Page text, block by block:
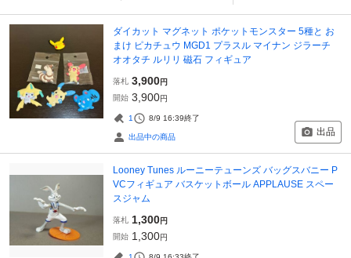
ダイカット マグネット ポケットモンスター 5種と お
まけ ピカチュウ MGD1 プラスル マイナン ジラーチ
オオタチ ルリリ 磁石 フィギュア
落札 3,900円
開始 3,900円
1 8/9 16:39終了
出品中の商品 出品
Looney Tunes ルーニーテューンズ バッグスバニー P
VCフィギュア バスケットボール APPLAUSE スペー
スジャム
落札 1,300円
開始 1,300円